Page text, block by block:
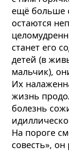
ещё больше
остаются
станет его
детей (в
мальчик),
Их
жизнь
болезнь
На пороге
совесть», он